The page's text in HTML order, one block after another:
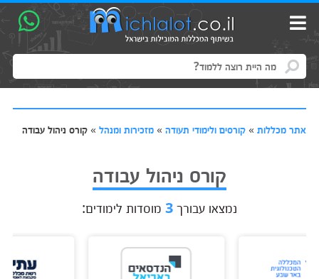
אתר מכללות» קורסים ולימודי תעודה» מזכירות ומנהל» קורס ניהול עבודה
קורס ניהול עבודה
נמצאו עבורך3 מוסדות לימודים: